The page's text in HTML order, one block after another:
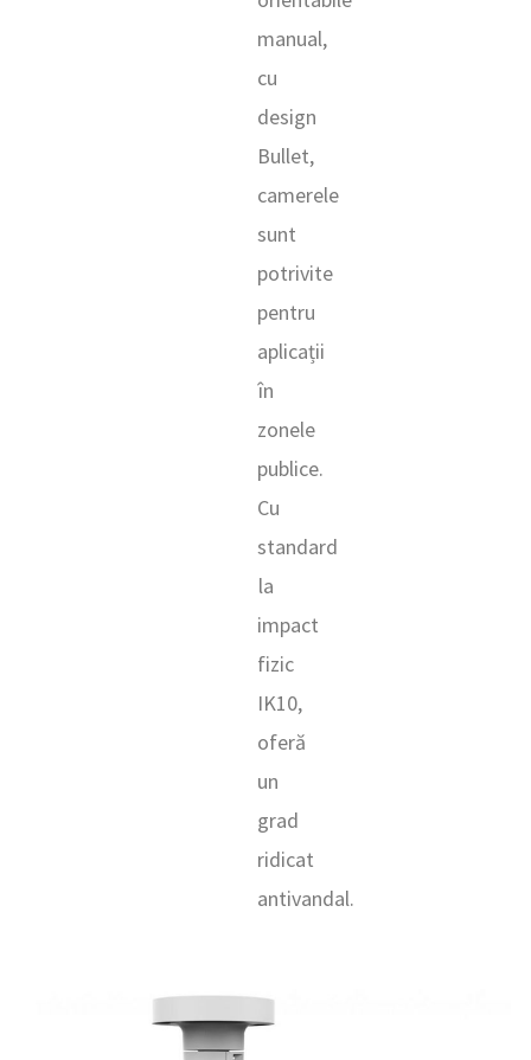
manual,
cu
design
Bullet,
camerele
sunt
potrivite
pentru
aplicații
în
zonele
publice.
Cu
standard
la
impact
fizic
IK10,
oferă
un
grad
ridicat
antivandal.